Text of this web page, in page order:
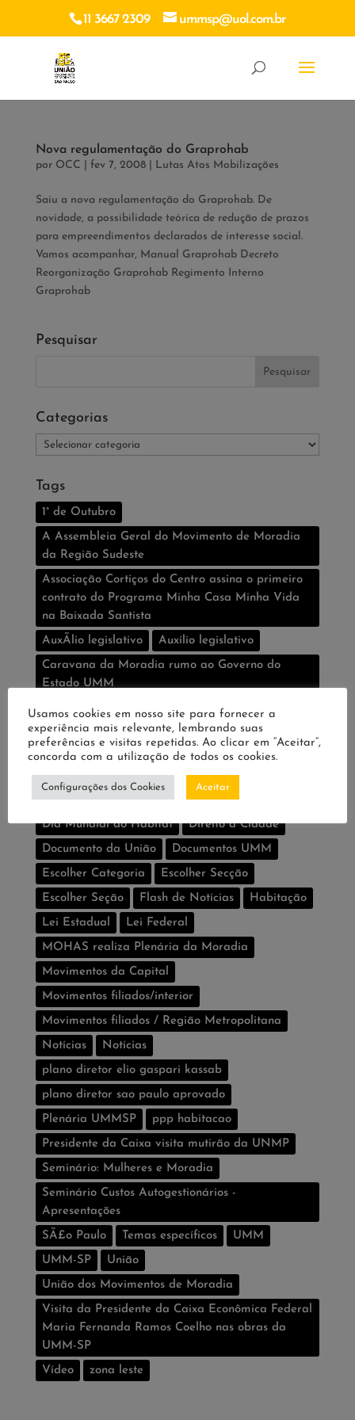
11 3667 2309 ummsp@uol.com.br
Nova regulamentação do Graprohab
por OCC fev 7, 2008| Lutas Atos Mobilizações
Saiu a nova regulamentação do Graprohab. De
novidade, a possibilidade teórica de redução de prazos
para empreendimentos declarados de interesse social.
Vamos acompanhar, Manual Graprohab Decreto
Reorganização Graprohab Regimento Interno
Graprohab
Pesquisar
Categorias
Categorias
Tags
1° de Outubro
A Assembleia Geral do Movimento de Moradia
da Região Sudeste
Associação Cortiços do Centro assina o primeiro
contrato do Programa Minha Casa Minha Vida
na Baixada Santista
AuxÃ­lio legislativo Auxí­lio legislativo
Caravana da Moradia rumo ao Governo do
Estado UMM
Centro de São Paulo
Conselho e Fundo Estadual de Habitação são
aprovados
Construindo o Direito à Cidade
Decreto Estadual Defensores populares
Dia Mundial do Habitat Direito à Cidade
Documento da União Documentos UMM
Escolher Categoria Escolher Secção
Escolher Seção Flash de Notí­cias Habitação
Lei Estadual Lei Federal
MOHAS realiza Plenária da Moradia
Movimentos da Capital
Movimentos filiados/interior
Movimentos filiados / Região Metropolitana
Notícias Notí­cias
plano diretor elio gaspari kassab
plano diretor sao paulo aprovado
Plenária UMMSP ppp habitacao
Presidente da Caixa visita mutirão da UNMP
Seminário: Mulheres e Moradia
Seminário Custos Autogestionários -
Apresentações
SÃ£o Paulo Temas especí­ficos UMM
UMM-SP União
União dos Movimentos de Moradia
Visita da Presidente da Caixa Econômica Federal
Maria Fernanda Ramos Coelho nas obras da
UMM-SP
Vídeo zona leste
Usamos cookies em nosso site para fornecer a
experiência mais relevante, lembrando suas
preferências e visitas repetidas. Ao clicar em “Aceitar”,
concorda com a utilização de todos os cookies.
Configurações dos Cookies Aceitar